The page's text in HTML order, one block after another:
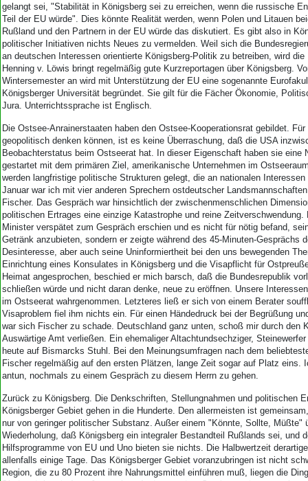
gelangt sei, "Stabilität in Königsberg sei zu erreichen, wenn die russische
Teil der EU würde". Dies könnte Realität werden, wenn Polen und Litauen
Rußland und den Partnern in der EU würde das diskutiert. Es gibt also in
politischer Initiativen nichts Neues zu vermelden. Weil sich die
an deutschen Interessen orientierte Königsberg-Politik zu betreiben, wird die
Henning v. Löwis bringt regelmäßig gute Kurzreportagen über Königsberg.
Wintersemester an wird mit Unterstützung der EU eine sogenannte
Königsberger Universität begründet. Sie gilt für die Fächer Ökonomie,
Jura. Unterrichtssprache ist Englisch.
Die Ostsee-Anrainerstaaten haben den Ostsee-Kooperationsrat gebildet.
geopolitisch denken können, ist es keine Überraschung, daß die USA
Beobachterstatus beim Ostseerat hat. In dieser Eigenschaft haben sie eine
gestartet mit dem primären Ziel, amerikanische Unternehmen im
werden langfristige politische Strukturen gelegt, die an nationalen
Januar war ich mit vier anderen Sprechern ostdeutscher
Fischer. Das Gespräch war hinsichtlich der zwischenmenschlichen
politischen Ertrages eine einzige Katastrophe und reine Zeitverschwendung.
Minister verspätet zum Gespräch erschien und es nicht für nötig befand,
Getränk anzubieten, sondern er zeigte während des 45-Minuten-Gesprächs
Desinteresse, aber auch seine Uninformiertheit bei den uns bewegenden
Einrichtung eines Konsulates in Königsberg und die Visapflicht für
Heimat angesprochen, beschied er mich barsch, daß die Bundesrepublik
schließen würde und nicht daran denke, neue zu eröffnen. Unsere
im Ostseerat wahrgenommen. Letzteres ließ er sich von einem Berater
Visaproblem fiel ihm nichts ein. Für einen Händedruck bei der Begrüßung
war sich Fischer zu schade. Deutschland ganz unten, schoß mir durch den
Auswärtige Amt verließen. Ein ehemaliger Altachtundsechziger,
heute auf Bismarcks Stuhl. Bei den Meinungsumfragen nach dem
Fischer regelmäßig auf den ersten Plätzen, lange Zeit sogar auf Platz eins.
antun, nochmals zu einem Gespräch zu diesem Herrn zu gehen.
Zurück zu Königsberg. Die Denkschriften, Stellungnahmen und politischen
Königsberger Gebiet gehen in die Hunderte. Den allermeisten ist
nur von geringer politischer Substanz. Außer einem "Könnte, Sollte, Müßte"
Wiederholung, daß Königsberg ein integraler Bestandteil Rußlands sei, und
Hilfsprogramme von EU und Uno bieten sie nichts. Die Halbwertzeit
allenfalls einige Tage. Das Königsberger Gebiet voranzubringen ist nicht
Region, die zu 80 Prozent ihre Nahrungsmittel einführen muß, liegen die